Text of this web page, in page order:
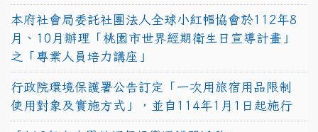
本府社會局委託社團法人全球小紅帽協會於112年8
月、10月辦理「桃園市世界經期衛生日宣導計畫」
之「專業人員培力講座」
行政院環境保護署公告訂定「一次用旅宿用品限制
使用對象及實施方式」，並自114年1月1日起施行